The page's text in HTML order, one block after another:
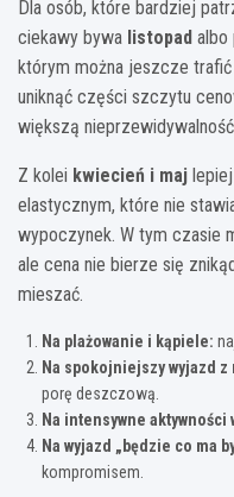
Dla osób, które bardziej
ciekawy bywa listopad albo
którym można jeszcze trafić
uniknąć części szczytu
większą
Z kolei kwiecień i maj
elastycznym, które nie
wypoczynek. W tym czasie
ale cena nie bierze się
mieszać.
Na plażowanie i kąpiele:
Na spokojniejszy wyjazd
porę deszczową.
Na intensywne aktywności
Na wyjazd „będzie co ma
kompromisem.